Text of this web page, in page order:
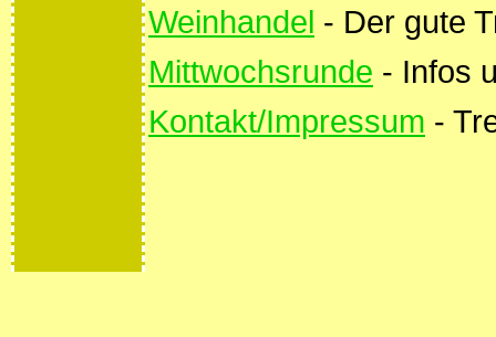
Weinhandel - Der gute
Mittwochsrunde - Infos
Kontakt/Impressum -